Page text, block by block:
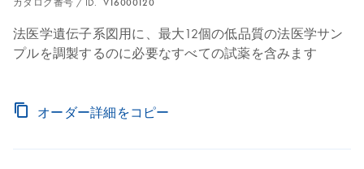
V16000120
法医学遺伝子系図用に、最大12個の低品質の法医学サン
プルを調製するのに必要なすべての試薬を含みます
オーダー詳細をコピー